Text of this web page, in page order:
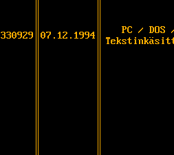
330929 07.12.1994
PC / DOS